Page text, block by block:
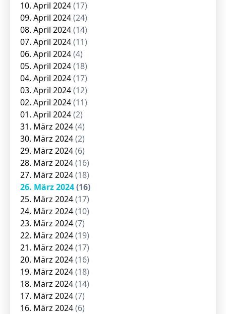
10. April 2024(17)
09. April 2024(24)
08. April 2024(14)
07. April 2024(11)
06. April 2024(4)
05. April 2024(18)
04. April 2024(17)
03. April 2024(12)
02. April 2024(11)
01. April 2024(2)
31. März 2024(4)
30. März 2024(2)
29. März 2024(6)
28. März 2024(16)
27. März 2024(18)
26. März 2024(16)
25. März 2024(17)
24. März 2024(10)
23. März 2024(7)
22. März 2024(19)
21. März 2024(17)
20. März 2024(16)
19. März 2024(18)
18. März 2024(14)
17. März 2024(7)
16. März 2024(6)